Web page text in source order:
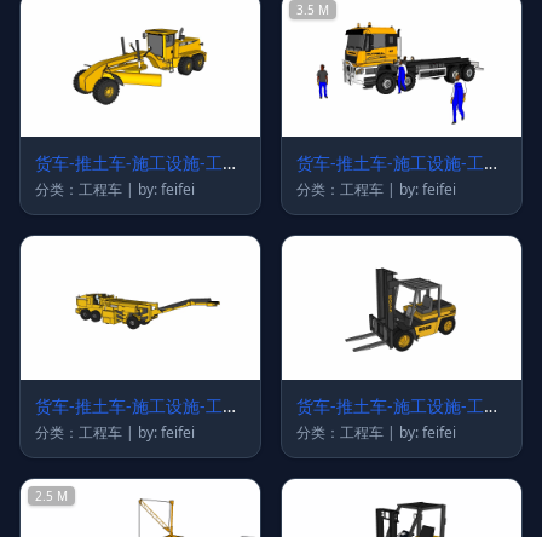
货车-推土车-施工设施-工程
车56
分类：工程车 | by: feifei
3.5 M
货车-推土车-施工设施-工程
车54
分类：工程车 | by: feifei
货车-推土车-施工设施-工程
车47
分类：工程车 | by: feifei
货车-推土车-施工设施-工程
车44
分类：工程车 | by: feifei
2.5 M